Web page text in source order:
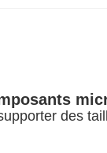
des